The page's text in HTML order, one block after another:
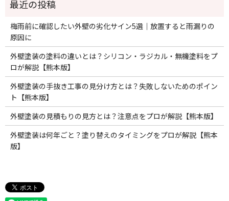
梅雨前に確認したい外壁の劣化サイン5選｜放置すると雨漏りの
原因に
外壁塗装の塗料の違いとは？シリコン・ラジカル・無機塗料をプ
ロが解説【熊本版】
外壁塗装の手抜き工事の見分け方とは？失敗しないためのポイン
ト【熊本版】
外壁塗装の見積もりの見方とは？注意点をプロが解説【熊本版】
外壁塗装は何年ごと？塗り替えのタイミングをプロが解説【熊本
版】